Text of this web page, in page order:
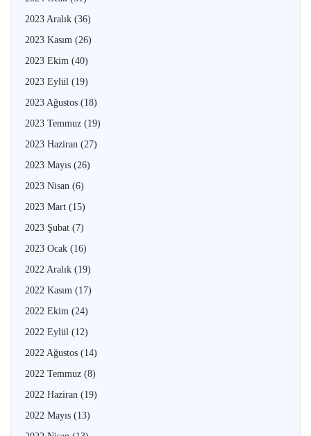
2023 Aralık (36)
2023 Kasım (26)
2023 Ekim (40)
2023 Eylül (19)
2023 Ağustos (18)
2023 Temmuz (19)
2023 Haziran (27)
2023 Mayıs (26)
2023 Nisan (6)
2023 Mart (15)
2023 Şubat (7)
2023 Ocak (16)
2022 Aralık (19)
2022 Kasım (17)
2022 Ekim (24)
2022 Eylül (12)
2022 Ağustos (14)
2022 Temmuz (8)
2022 Haziran (19)
2022 Mayıs (13)